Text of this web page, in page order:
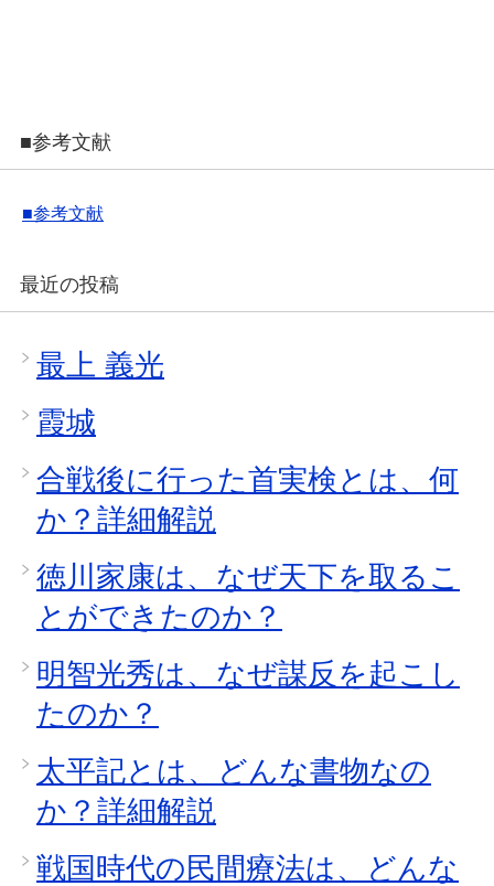
■参考文献
■参考文献
最近の投稿
最上 義光
霞城
合戦後に行った首実検とは、何
か？詳細解説
徳川家康は、なぜ天下を取るこ
とができたのか？
明智光秀は、なぜ謀反を起こし
たのか？
太平記とは、どんな書物なの
か？詳細解説
戦国時代の民間療法は、どんな